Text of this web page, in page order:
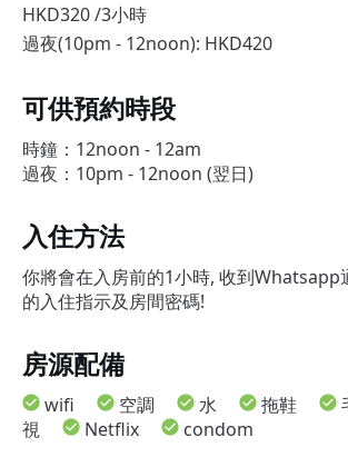
HKD320 /3小時
過夜(10pm - 12noon): HKD420
可供預約時段
時鐘：12noon - 12am
過夜：10pm - 12noon (翌日)
入住方法
你將會在入房前的1小時, 收到Whatsapp
的入住指示及房間密碼!
房源配備
wifi 空調 水 拖鞋
視
Netflix condom